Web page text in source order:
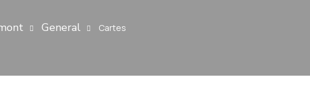
General Cartes